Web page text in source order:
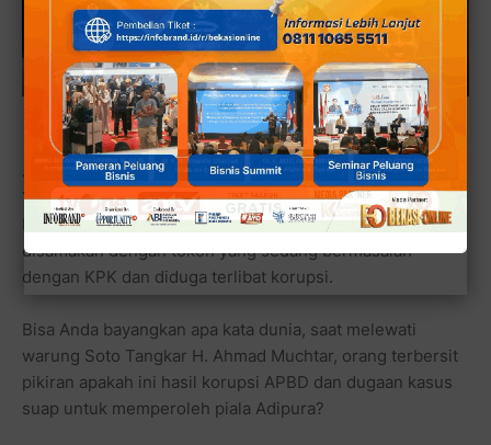
Antri hingga omzet 25kg tulang daging
Jelas hal inimerugikan bukan?
Ya merugikan si pedagang soto tangkar, H. Ahmad
Muchtar, karena nama baiknya selama ini rusak ketika
disamakan dengan tokoh yang sedang bermasalah
dengan KPK dan diduga terlibat korupsi.
Bisa Anda bayangkan apa kata dunia, saat melewati
warung Soto Tangkar H. Ahmad Muchtar, orang terbersit
pikiran apakah ini hasil korupsi APBD dan dugaan kasus
suap untuk memperoleh piala Adipura?